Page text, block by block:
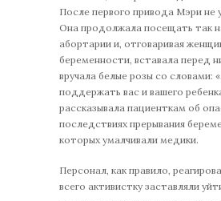
После первого привода Мэри не
Она продолжала посещать так
абортарии и, отговаривая
беременности, вставала перед
вручала белые розы со словами:
поддержать вас и вашего
рассказывала пациенткам об
последствиях прерывания
которых умалчивали медики.
Персонал, как правило,
всего активистку заставляли